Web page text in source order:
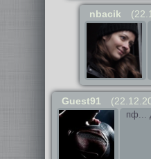
nbacik
Guest91
пф...